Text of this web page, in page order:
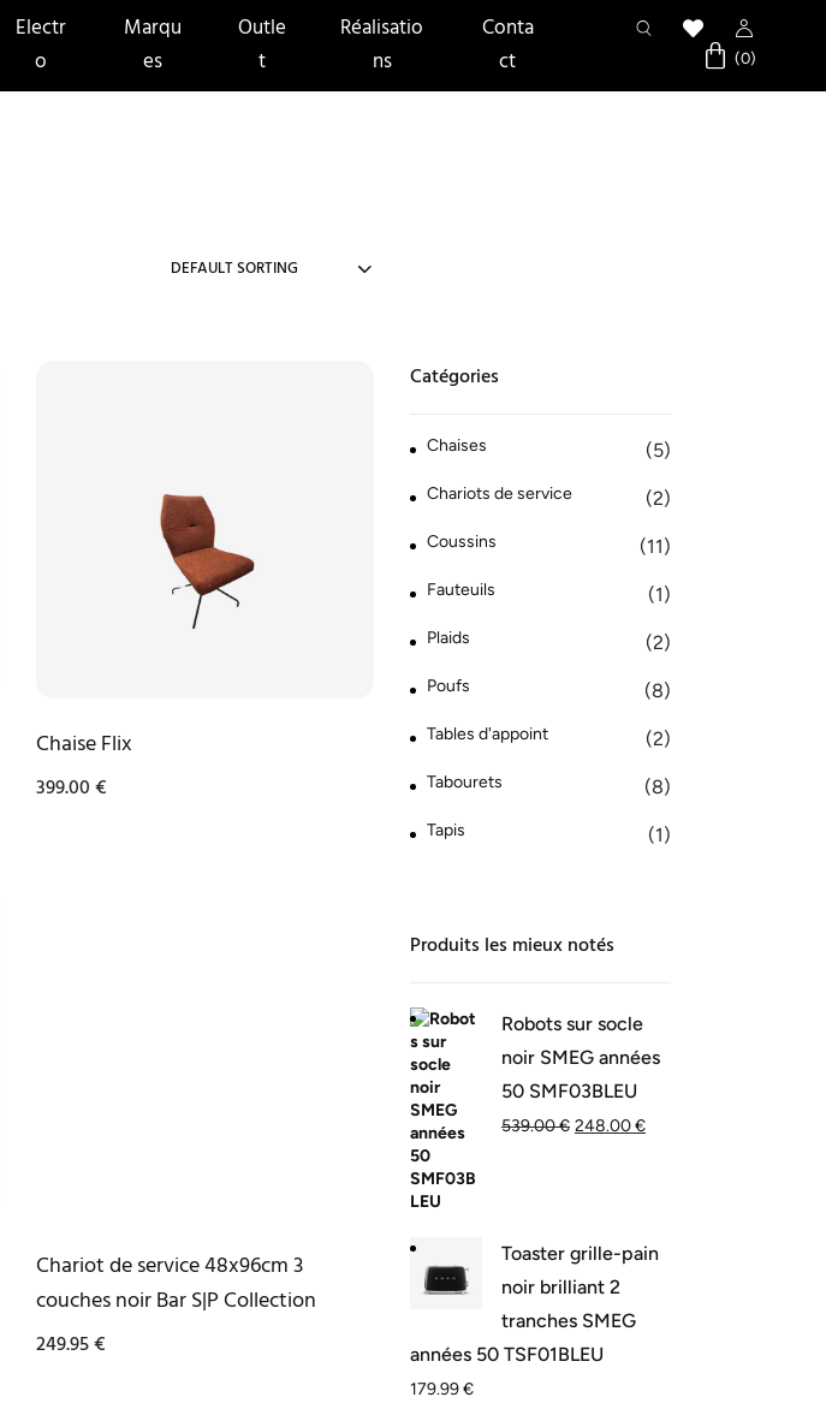
Electr
o
Marqu
es
Outle
t
Réalisatio
ns
Conta
ct
Chaise Flix
399.00€
Chariot de service 48x96cm 3
couches noir Bar S|P Collection
249.95€
Catégories
Chaises (5)
Chariots de service (2)
Coussins (11)
Fauteuils (1)
Plaids (2)
Poufs (8)
Tables d'appoint (2)
Tabourets (8)
Tapis (1)
Produits les mieux notés
Robots sur socle
noir SMEG années
50 SMF03BLEU
539.00€ 248.00€
Toaster grille-pain
noir brilliant 2
tranches SMEG
années 50 TSF01BLEU
179.99€